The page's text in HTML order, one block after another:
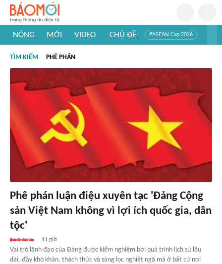
NÓNG MỚI VIDEO CHỦ ĐỀ #ASEAN Cup 2026
#Khám phá Việt Nam
TÌM KIẾM PHÊ PHÁN
Phê phán luận điệu xuyên tạc 'Đảng Cộng
sản Việt Nam không vì lợi ích quốc gia, dân
tộc'
11 giờ
Vai trò lãnh đạo của Đảng được kiểm nghiệm bởi quá trình lịch sử lâu
dài, đầy khó khăn, thách thức và sàng lọc nghiệt ngã mà ở bất cứ nơi